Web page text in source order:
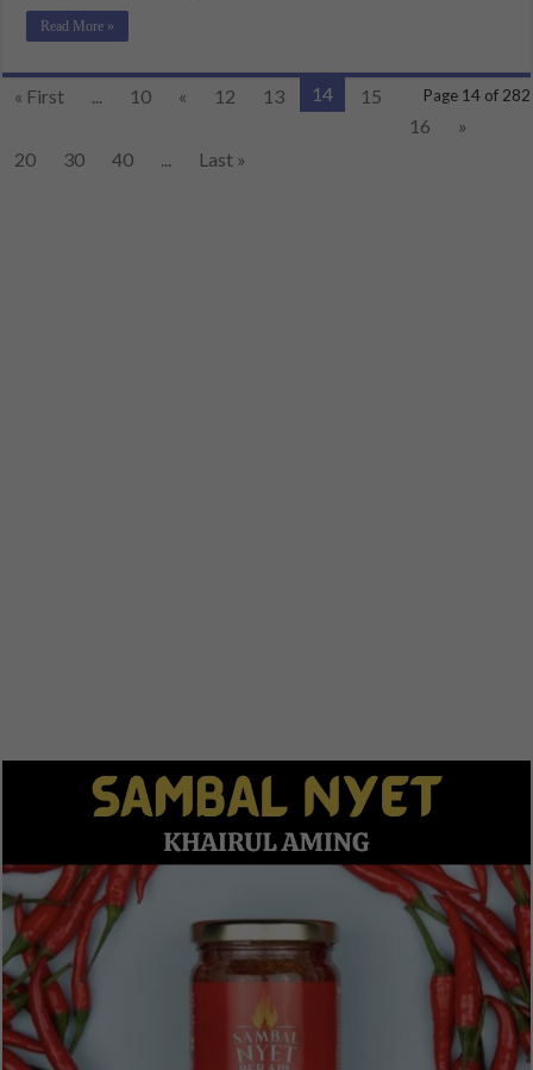
Read More »
Page 14 of 282
« First ... 10 « 12 13 14
15
16
»
20
30 40 ... Last »